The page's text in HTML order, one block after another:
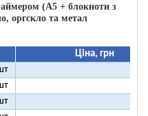
(А5 + блокноти з
оргскло та метал
Ціна, грн